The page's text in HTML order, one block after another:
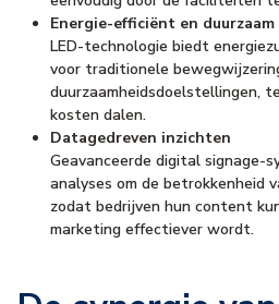
Energie-efficiënt en duurzaam
LED-technologie biedt
voor traditionele
duurzaamheidsdoelstellingen,
kosten dalen.
Datagedreven inzichten
Geavanceerde digital signage-
analyses om de betrokkenheid
zodat bedrijven hun content
marketing effectiever wordt.